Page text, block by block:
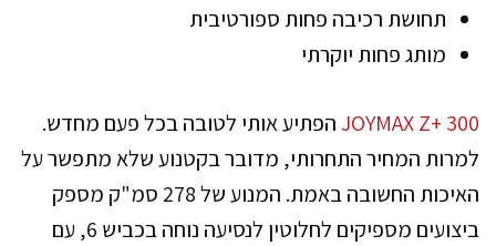
תחושת רכיבה פחות ספורטיבית
מותג פחות יוקרתי
JOYMAX Z+ 300הפתיע אותי לטובה בכל פעם מחדש.
למרות המחיר התחרותי, מדובר בקטנוע שלא מתפשר על
האיכות החשובה באמת. המנוע של 278 סמ"ק מספק
ביצועים מספיקים לחלוטין לנסיעה נוחה בכביש 6, עם